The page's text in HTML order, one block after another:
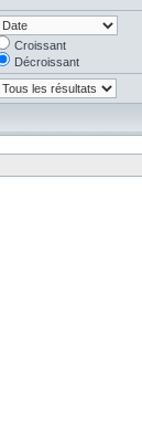
Croissant
Décroissant